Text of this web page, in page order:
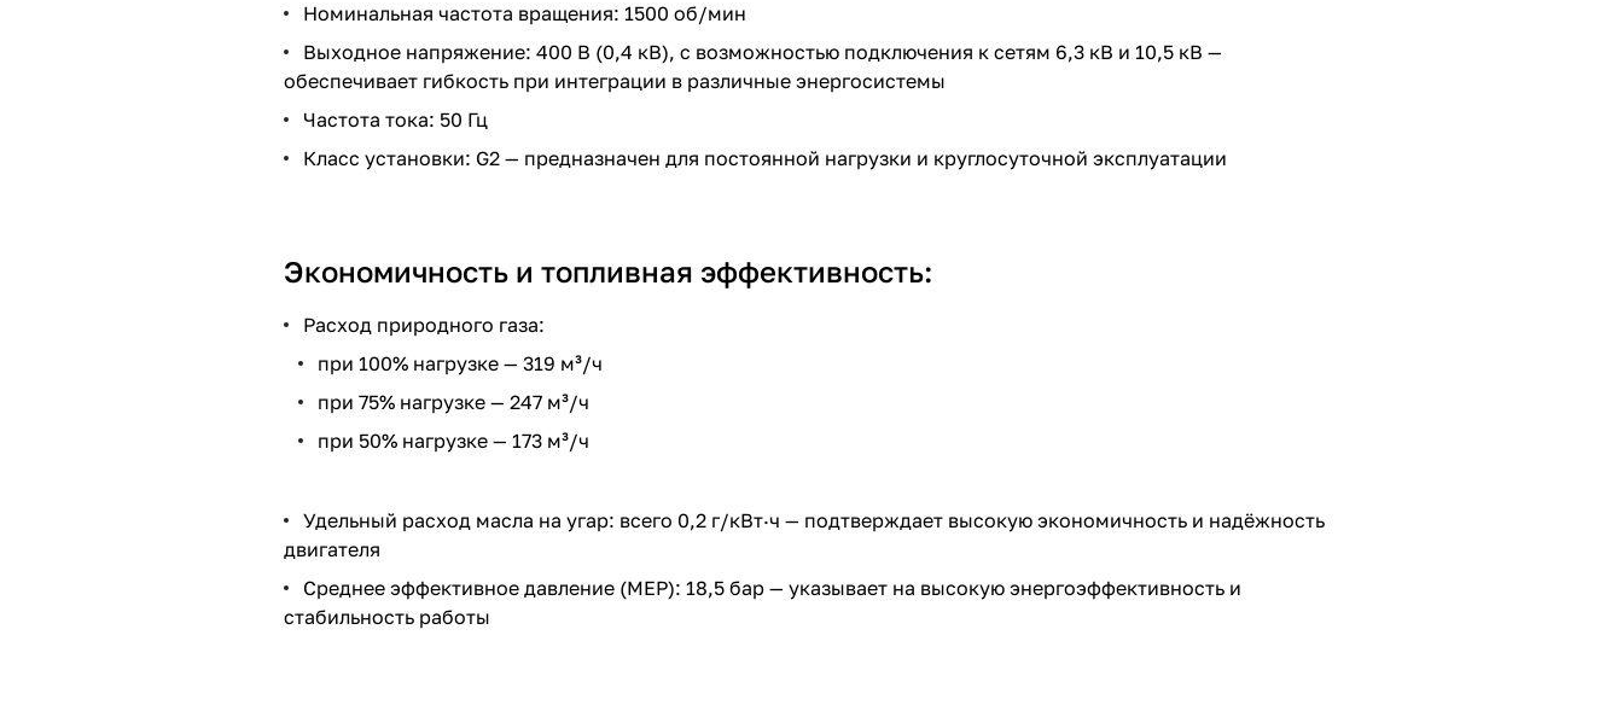
Номинальная частота вращения: 1500 об/мин
Выходное напряжение: 400 В (0,4 кВ), с возможностью подключения к сетям 6,3 кВ и 10,5 кВ —
обеспечивает гибкость при интеграции в различные энергосистемы
Частота тока: 50 Гц
Класс установки: G2 — предназначен для постоянной нагрузки и круглосуточной эксплуатации
Экономичность и топливная эффективность:
Расход природного газа:
при 100% нагрузке — 319 м³/ч
при 75% нагрузке — 247 м³/ч
при 50% нагрузке — 173 м³/ч
Удельный расход масла на угар: всего 0,2 г/кВт·ч — подтверждает высокую экономичность и надёжность
двигателя
Среднее эффективное давление (MEP): 18,5 бар — указывает на высокую энергоэффективность и
стабильность работы